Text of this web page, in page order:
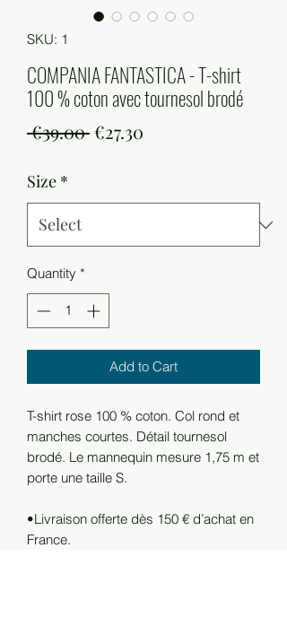
SKU: 1
COMPANIA FANTASTICA - T-shirt
100 % coton avec tournesol brodé
€39.00 Regular
€27.30
Size *
Quantity *
Add to Cart
T-shirt rose 100 % coton. Col rond et
manches courtes. Détail tournesol
brodé. Le mannequin mesure 1,75 m et
porte une taille S.
•Livraison offerte dès 150 € d’achat en
France.